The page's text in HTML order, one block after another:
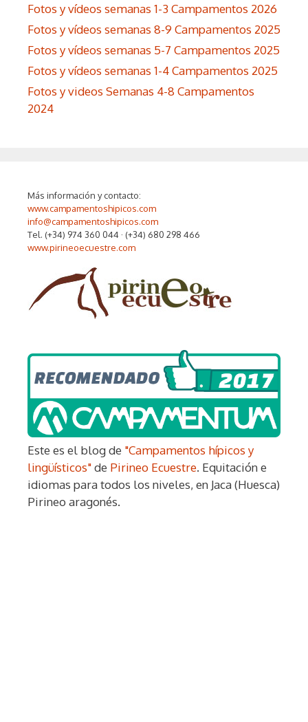
Fotos y vídeos semanas 1-3 Campamentos 2026
Fotos y vídeos semanas 8-9 Campamentos 2025
Fotos y vídeos semanas 5-7 Campamentos 2025
Fotos y vídeos semanas 1-4 Campamentos 2025
Fotos y videos Semanas 4-8 Campamentos
2024
Más información y contacto:
www.campamentoshipicos.com
info@campamentoshipicos.com
Tel. (+34) 974 360 044 · (+34) 680 298 466
www.pirineoecuestre.com
Este es el blog de "Campamentos hípicos y
lingüísticos"de Pirineo Ecuestre. Equitación e
idiomas para todos los niveles, en Jaca (Huesca)
Pirineo aragonés.